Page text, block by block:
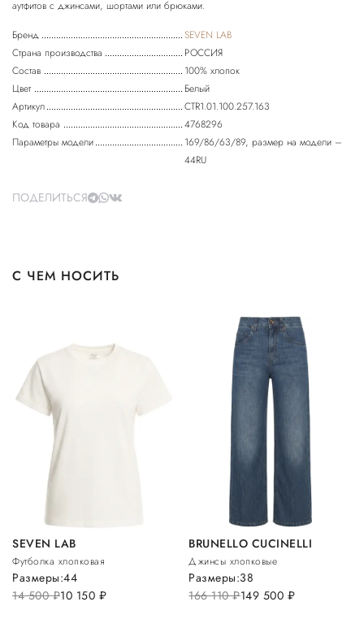
Бренд
SEVEN LAB
Страна производства
РОССИЯ
Состав
100% хлопок
Цвет
Белый
Артикул
CTR1.01.100.257.163
Код товара
4768296
Параметры модели
169/86/63/89, размер на модели –
44RU
ПОДЕЛИТЬСЯ
С ЧЕМ НОСИТЬ
SEVEN LAB
Футболка хлопковая
14 500руб.10 150 руб.
Размеры:44
BRUNELLO CUCINELLI
Джинсы хлопковые
166 110руб.149 500 руб.
Размеры:38